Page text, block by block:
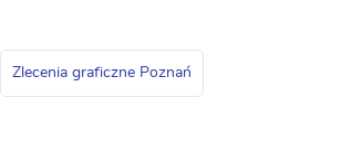
Zlecenia graficzne Poznań